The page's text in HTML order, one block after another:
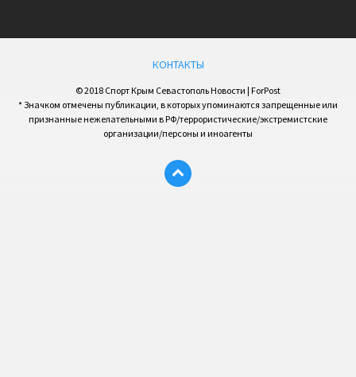
КОНТАКТЫ
© 2018 Спорт Крым Севастополь Новости | ForPost
* Значком отмечены публикации, в которых упоминаются запрещенные или
признанные нежелательными в РФ/террористические/экстремистские
организации/персоны и иноагенты